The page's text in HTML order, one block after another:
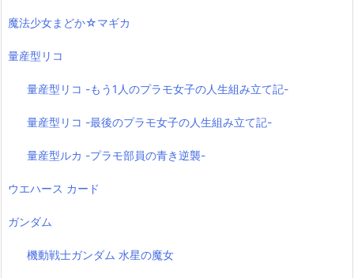
魔法少女まどか☆マギカ
量産型リコ
量産型リコ -もう1人のプラモ女子の人生組み立て記-
量産型リコ -最後のプラモ女子の人生組み立て記-
量産型ルカ -プラモ部員の青き逆襲-
ウエハース カード
ガンダム
機動戦士ガンダム 水星の魔女